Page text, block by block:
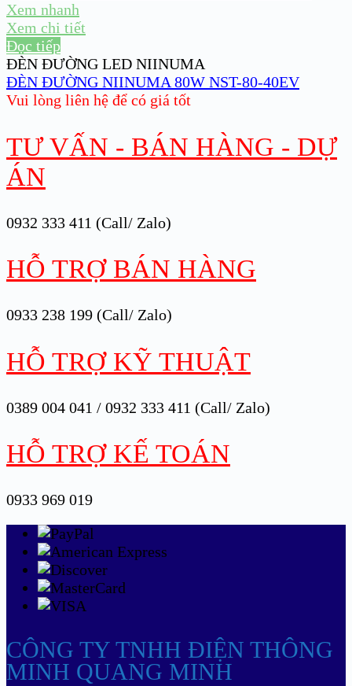
Xem nhanh
Xem chi tiết
Đọc tiếp
ĐÈN ĐƯỜNG LED NIINUMA
ĐÈN ĐƯỜNG NIINUMA 80W NST-80-40EV
Vui lòng liên hệ để có giá tốt
TƯ VẤN - BÁN HÀNG - DỰ
ÁN
0932 333 411 (Call/ Zalo)
HỖ TRỢ BÁN HÀNG
0933 238 199 (Call/ Zalo)
HỖ TRỢ KỸ THUẬT
0389 004 041 / 0932 333 411 (Call/ Zalo)
HỖ TRỢ KẾ TOÁN
0933 969 019
CÔNG TY TNHH ĐIỆN THÔNG
MINH QUANG MINH